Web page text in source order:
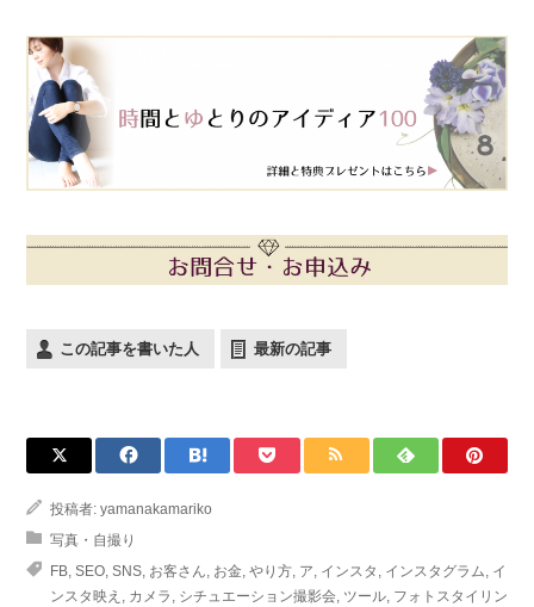
この記事を書いた人 最新の記事
投稿者: yamanakamariko
写真・自撮り
FB, SEO, SNS, お客さん, お金, やり方, ア, インスタ , インスタグラム, イ
ンスタ映え , カメラ , シチュエーション撮影会, ツール, フォトスタイリン